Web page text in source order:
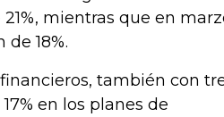
mientras que en
18%.
también con
en los planes de